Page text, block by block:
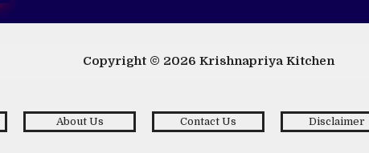
Copyright © 2026 Krishnapriya Kitchen
About Us Contact Us Disclaimer